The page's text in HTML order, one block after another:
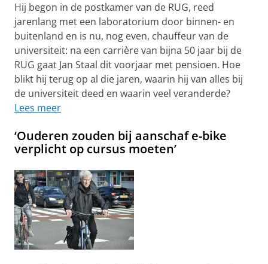
Hij begon in de postkamer van de RUG, reed
jarenlang met een laboratorium door binnen- en
buitenland en is nu, nog even, chauffeur van de
universiteit: na een carrière van bijna 50 jaar bij de
RUG gaat Jan Staal dit voorjaar met pensioen. Hoe
blikt hij terug op al die jaren, waarin hij van alles bij
de universiteit deed en waarin veel veranderde?
Lees meer
‘Ouderen zouden bij aanschaf e-bike
verplicht op cursus moeten’